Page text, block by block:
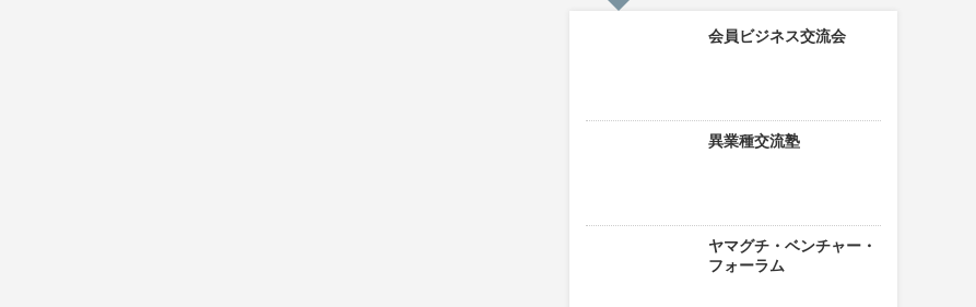
会員ビジネス交流会
異業種交流塾
ヤマグチ・ベンチャー・
フォーラム